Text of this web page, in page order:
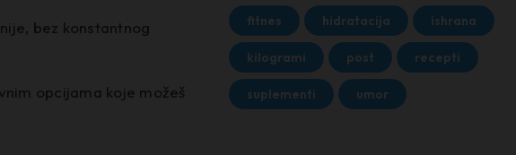
bez konstantnog
opcijama koje možeš
fitnes hidratacija ishrana
kilogrami post recepti
suplementi umor